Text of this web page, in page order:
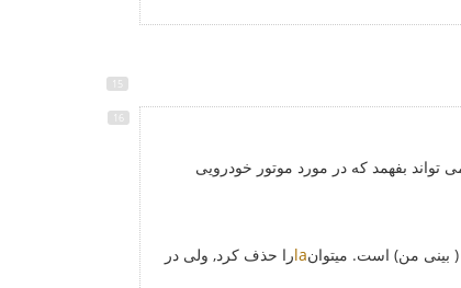
تواند بفهمد که در مورد موتور خودرویی
( بینی من) است. میتوانlaرا حذف کرد, ولی در